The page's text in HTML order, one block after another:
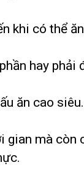
khi có thể
hay
ăn cao siêu.
mà